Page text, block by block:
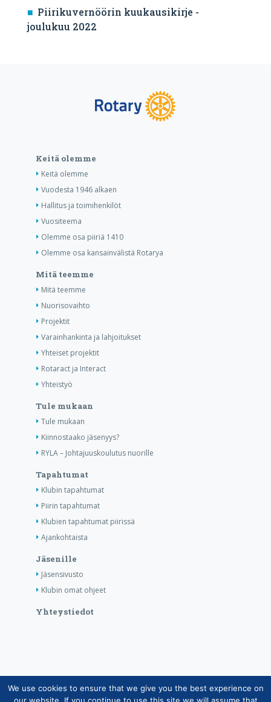
Piirikuvernöörin kuukausikirje -
joulukuu 2022
Keitä olemme
Keitä olemme
Vuodesta 1946 alkaen
Hallitus ja toimihenkilöt
Vuositeema
Olemme osa piiriä 1410
Olemme osa kansainvälistä Rotarya
Mitä teemme
Mitä teemme
Nuorisovaihto
Projektit
Varainhankinta ja lahjoitukset
Yhteiset projektit
Rotaract ja Interact
Yhteistyö
Tule mukaan
Tule mukaan
Kiinnostaako jäsenyys?
RYLA – Johtajuuskoulutus nuorille
Tapahtumat
Klubin tapahtumat
Piirin tapahtumat
Klubien tapahtumat piirissä
Ajankohtaista
Jäsenille
Jäsensivusto
Klubin omat ohjeet
Yhteystiedot
Copyright © Suomen Rotarypalvelu ry 2026 |
We use cookies to ensure that we give you the best experience on